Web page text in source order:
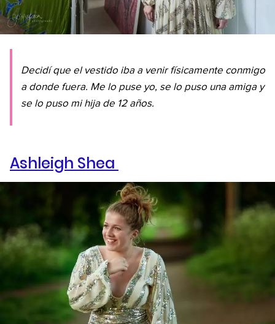
Decidí que el vestido iba a venir físicamente conmigo
a donde fuera. Me lo puse yo, se lo puso una amiga y
se lo puso mi hija de 12 años.
Ashleigh Shea